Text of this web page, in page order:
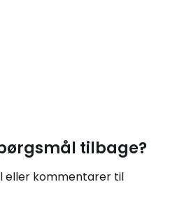
tilbage?
eller kommentarer til